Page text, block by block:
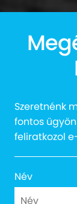
Auttalent 2025
Szeretnénk
fontos
feliratkozol
Név